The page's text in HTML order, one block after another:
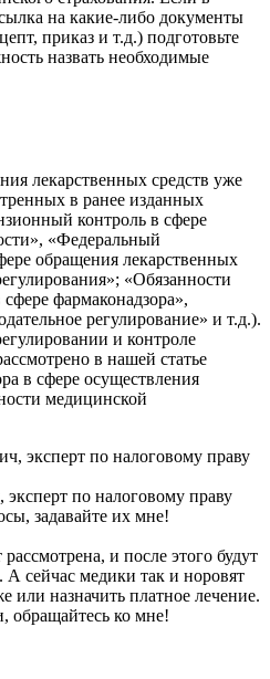
на какие-либо документы
приказ и т.д.) подготовьте
назвать необходимые
лекарственных средств уже
в ранее изданных
контроль в сфере
«Федеральный
обращения лекарственных
«Обязанности
фармаконадзора»,
регулирование» и т.д.).
и контроле
в нашей статье
в сфере осуществления
медицинской
по налоговому праву
задавайте их мне!
и после этого будут
сейчас медики так и норовят
или назначить платное лечение.
обращайтесь ко мне!